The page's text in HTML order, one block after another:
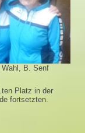
B. Senf
Platz in der
fortsetzten.